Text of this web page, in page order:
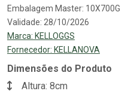
Embalagem Master: 10X700G
Validade: 28/10/2026
Marca: KELLOGGS
Fornecedor: KELLANOVA
Dimensões do Produto
Altura: 8cm